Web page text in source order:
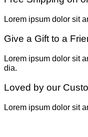
Lorem ipsum dolor sit
Give a Gift to a
Lorem ipsum dolor sit
dia.
Loved by our
Lorem ipsum dolor sit